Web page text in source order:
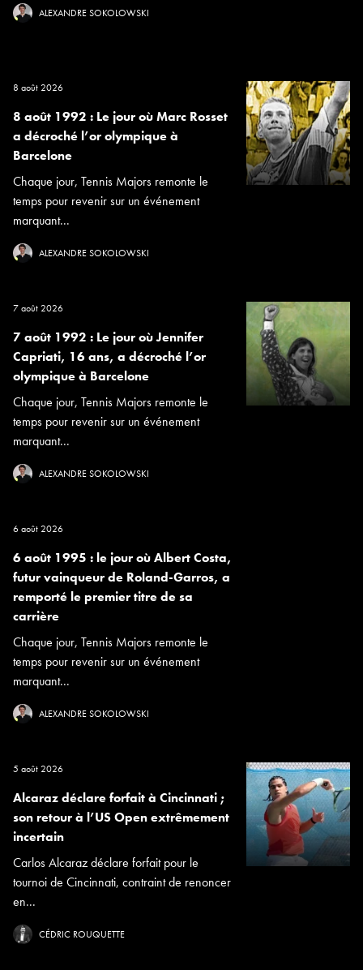
ALEXANDRE SOKOLOWSKI
8 août 2026
8 août 1992 : Le jour où Marc Rosset
a décroché l’or olympique à
Barcelone
Chaque jour, Tennis Majors remonte le
temps pour revenir sur un événement
marquant...
ALEXANDRE SOKOLOWSKI
7 août 2026
7 août 1992 : Le jour où Jennifer
Capriati, 16 ans, a décroché l’or
olympique à Barcelone
Chaque jour, Tennis Majors remonte le
temps pour revenir sur un événement
marquant...
ALEXANDRE SOKOLOWSKI
6 août 2026
6 août 1995 : le jour où Albert Costa,
futur vainqueur de Roland-Garros, a
remporté le premier titre de sa
carrière
Chaque jour, Tennis Majors remonte le
temps pour revenir sur un événement
marquant...
ALEXANDRE SOKOLOWSKI
5 août 2026
Alcaraz déclare forfait à Cincinnati ;
son retour à l’US Open extrêmement
incertain
Carlos Alcaraz déclare forfait pour le
tournoi de Cincinnati, contraint de renoncer
en...
CÉDRIC ROUQUETTE